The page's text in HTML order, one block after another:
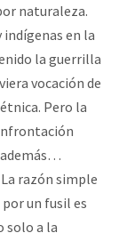
naturaleza.
indígenas en la
la guerrilla
vocación de
Pero la
además…
razón simple
un fusil es
solo a la